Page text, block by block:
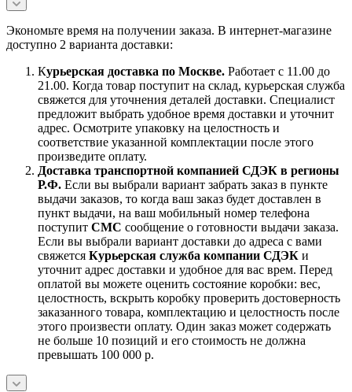
Экономьте время на получении заказа. В интернет-магазине
доступно 2 варианта доставки:
Курьерская доставка по Москве. Работает с 11.00 до
21.00. Когда товар поступит на склад, курьерская служба
свяжется для уточнения деталей доставки. Специалист
предложит выбрать удобное время доставки и уточнит
адрес. Осмотрите упаковку на целостность и
соответствие указанной комплектации после этого
произведите оплату.
Доставка транспортной компанией СДЭК в регионы
Р.Ф. Если вы выбрали вариант забрать заказ в пункте
выдачи заказов, то когда ваш заказ будет доставлен в
пункт выдачи, на ваш мобильный номер телефона
поступит СМС сообщение о готовности выдачи заказа.
Если вы выбрали вариант доставки до адреса с вами
свяжется Курьерская служба компании СДЭК и
уточнит адрес доставки и удобное для вас врем. Перед
оплатой вы можете оценить состояние коробки: вес,
целостность, вскрыть коробку проверить достоверность
заказанного товара, комплектацию и целостность после
этого произвести оплату. Один заказ может содержать
не больше 10 позиций и его стоимость не должна
превышать 100 000 р.